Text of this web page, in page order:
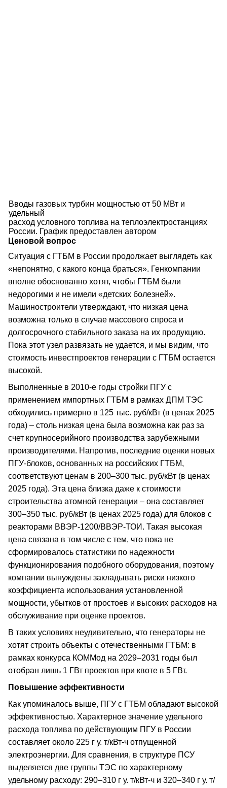
Вводы газовых турбин мощностью от 50 МВт и
удельный
расход условного топлива на теплоэлектростанциях
России. График предоставлен автором
Ценовой вопрос
Ситуация с ГТБМ в России продолжает выглядеть как
«непонятно, с какого конца браться». Генкомпании
вполне обоснованно хотят, чтобы ГТБМ были
недорогими и не имели «детских болезней».
Машиностроители утверждают, что низкая цена
возможна только в случае массового спроса и
долгосрочного стабильного заказа на их продукцию.
Пока этот узел развязать не удается, и мы видим, что
стоимость инвестпроектов генерации с ГТБМ остается
высокой.
Выполненные в 2010-е годы стройки ПГУ с
применением импортных ГТБМ в рамках ДПМ ТЭС
обходились примерно в 125 тыс. руб/кВт (в ценах 2025
года) – столь низкая цена была возможна как раз за
счет крупносерийного производства зарубежными
производителями. Напротив, последние оценки новых
ПГУ-блоков, основанных на российских ГТБМ,
соответствуют ценам в 200–300 тыс. руб/кВт (в ценах
2025 года). Эта цена близка даже к стоимости
строительства атомной генерации – она составляет
300–350 тыс. руб/кВт (в ценах 2025 года) для блоков с
реакторами ВВЭР-1200/ВВЭР-ТОИ. Такая высокая
цена связана в том числе с тем, что пока не
сформировалось статистики по надежности
функционирования подобного оборудования, поэтому
компании вынуждены закладывать риски низкого
коэффициента использования установленной
мощности, убытков от простоев и высоких расходов на
обслуживание при оценке проектов.
В таких условиях неудивительно, что генераторы не
хотят строить объекты с отечественными ГТБМ: в
рамках конкурса КОММод на 2029–2031 годы был
отобран лишь 1 ГВт проектов при квоте в 5 ГВт.
Повышение эффективности
Как упоминалось выше, ПГУ с ГТБМ обладают высокой
эффективностью. Характерное значение удельного
расхода топлива по действующим ПГУ в России
составляет около 225 г у. т/кВт-ч отпущенной
электроэнергии. Для сравнения, в структуре ПСУ
выделяется две группы ТЭС по характерному
удельному расходу: 290–310 г у. т/кВт-ч и 320–340 г у. т/